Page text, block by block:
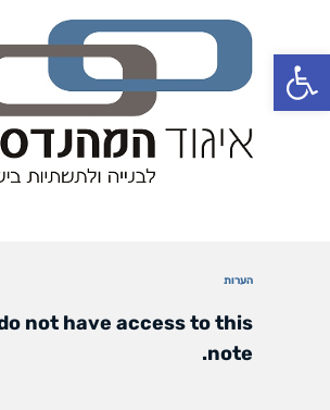
פתח סרגל נגישות
הערות
not have access to this
note.